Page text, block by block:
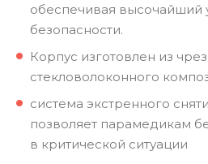
обеспечивая высочайший
безопасности.
Корпус изготовлен из
стекловолоконного
система экстренного
позволяет парамедикам
в критической ситуации